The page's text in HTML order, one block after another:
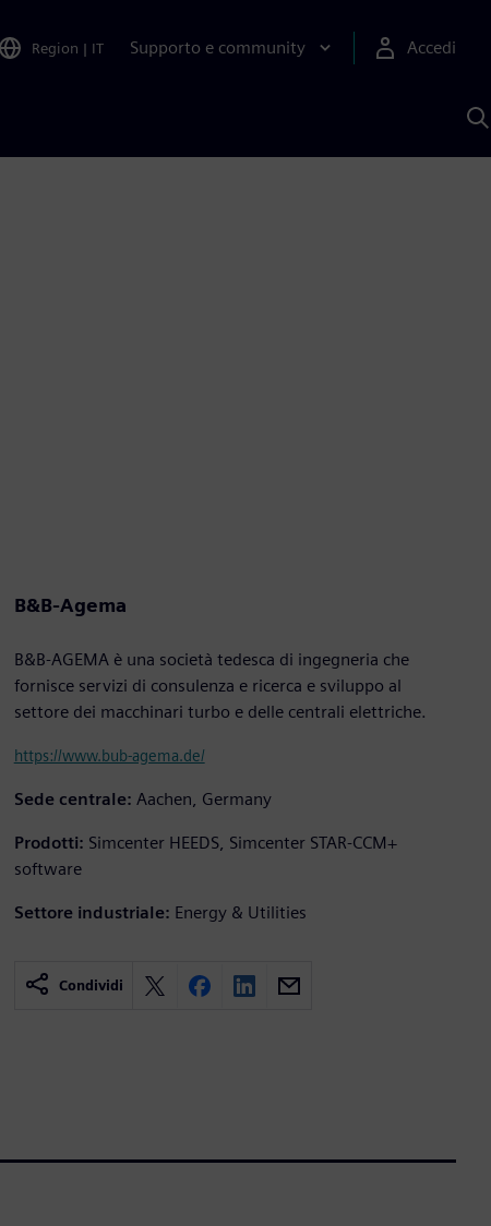
Region | IT Supporto e community Accedi
B&B-Agema
B&B-AGEMA è una società tedesca di ingegneria che
fornisce servizi di consulenza e ricerca e sviluppo al
settore dei macchinari turbo e delle centrali elettriche.
https://www.bub-agema.de/
Sede centrale: Aachen, Germany
Prodotti: Simcenter HEEDS, Simcenter STAR-CCM+
software
Settore industriale: Energy & Utilities
Condividi